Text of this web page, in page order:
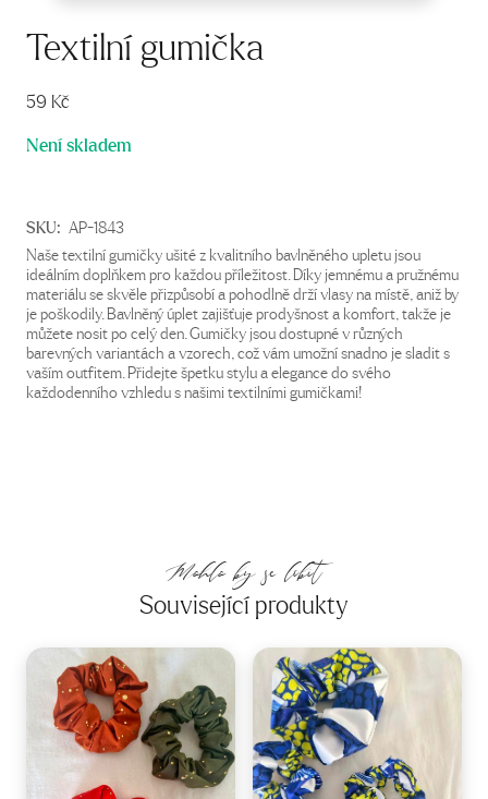
Textilní gumička
59 Kč
Není skladem
SKU: AP-1843
Naše textilní gumičky ušité z kvalitního bavlněného upletu jsou
ideálním doplňkem pro každou příležitost. Díky jemnému a pružnému
materiálu se skvěle přizpůsobí a pohodlně drží vlasy na místě, aniž by
je poškodily. Bavlněný úplet zajišťuje prodyšnost a komfort, takže je
můžete nosit po celý den. Gumičky jsou dostupné v různých
barevných variantách a vzorech, což vám umožní snadno je sladit s
vaším outfitem. Přidejte špetku stylu a elegance do svého
každodenního vzhledu s našimi textilními gumičkami!
Mohlo by se líbit
Související produkty